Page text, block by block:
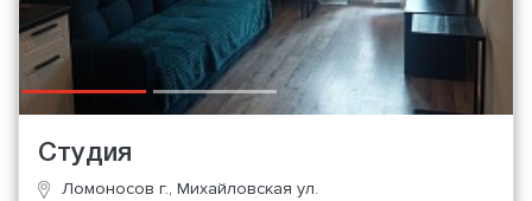
Студия
Ломоносов г., Михайловская ул.